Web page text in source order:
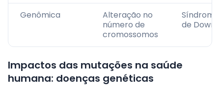
Genômica
Alteração no
número de
cromossomos
Síndrome
de Down
Impactos das mutações na saúde
humana: doenças genéticas